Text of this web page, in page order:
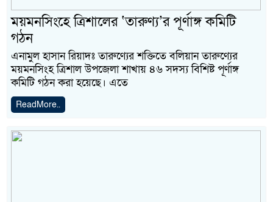
ময়মনসিংহে ত্রিশালের ‌‘তারুণ্য’র পূর্ণাঙ্গ কমিটি
গঠন
এনামুল হাসান রিয়াদঃ তারুণ্যের শক্তিতে বলিয়ান তারুণ্যের
ময়মনসিংহ ত্রিশাল উপজেলা শাখায় ৪৬ সদস্য বিশিষ্ট পূর্ণাঙ্গ
কমিটি গঠন করা হয়েছে। এতে
ReadMore..